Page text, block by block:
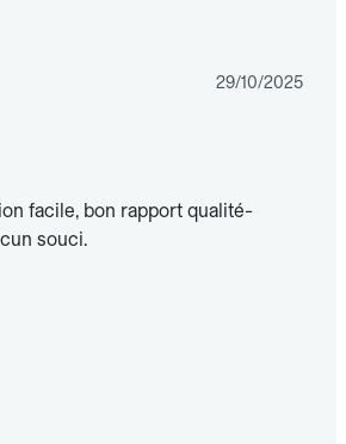
29/10/2025
facile, bon rapport qualité-
souci.